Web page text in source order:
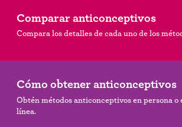
Comparar anticonceptivos
Compara los detalles de cada uno de los
Cómo obtener anticonceptivos
Obtén métodos anticonceptivos en persona o
línea.